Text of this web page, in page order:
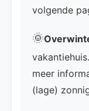
volgende
🌞
meer
(lage)